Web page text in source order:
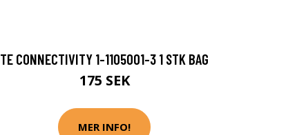
TE CONNECTIVITY 1-1105001-3 1 STK BAG
175 SEK
MER INFO!